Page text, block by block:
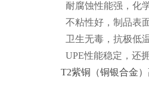
耐腐蚀性能强，化
不粘性好，制品表
卫生无毒，抗极低
UPE性能稳定，还
T2紫铜（铜银合金